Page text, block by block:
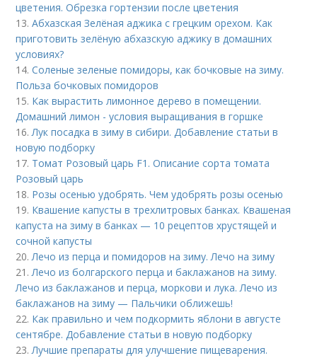
цветения. Обрезка гортензии после цветения
13.Абхазская Зелёная аджика с грецким орехом. Как
приготовить зелёную абхазскую аджику в домашних
условиях?
14.Соленые зеленые помидоры, как бочковые на зиму.
Польза бочковых помидоров
15. Как вырастить лимонное дерево в помещении.
Домашний лимон - условия выращивания в горшке
16.Лук посадка в зиму в сибири. Добавление статьи в
новую подборку
17. Томат Розовый царь F1. Описание сорта томата
Розовый царь
18. Розы осенью удобрять. Чем удобрять розы осенью
19. Квашение капусты в трехлитровых банках. Квашеная
капуста на зиму в банках — 10 рецептов хрустящей и
сочной капусты
20.Лечо из перца и помидоров на зиму. Лечо на зиму
21.Лечо из болгарского перца и баклажанов на зиму.
Лечо из баклажанов и перца, моркови и лука. Лечо из
баклажанов на зиму — Пальчики оближешь!
22. Как правильно и чем подкормить яблони в августе
сентябре. Добавление статьи в новую подборку
23.Лучшие препараты для улучшение пищеварения.